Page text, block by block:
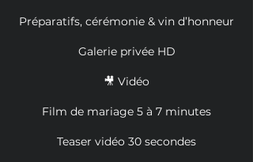
Préparatifs, cérémonie & vin d’honneur
Galerie privée HD
🎥 Vidéo
Film de mariage 5 à 7 minutes
Teaser vidéo 30 secondes